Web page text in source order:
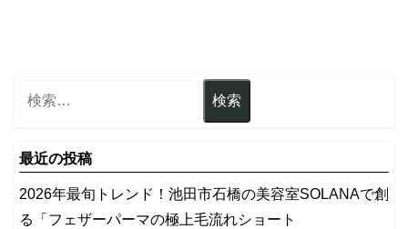
最近の投稿
2026年最旬トレンド！池田市石橋の美容室SOLANAで創
る「フェザーパーマの極上毛流れショート